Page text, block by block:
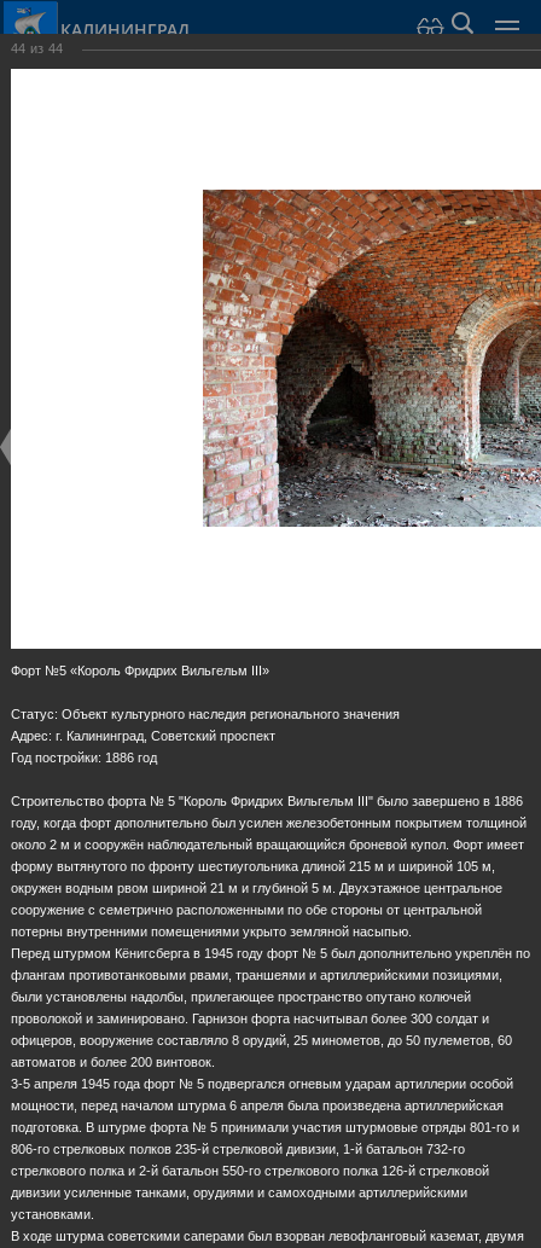
КАЛИНИНГРАД
Оборонительные сооружения и городские ворота
44 из 44
Форт №5 «Король Фридрих Вильгельм III»
Статус: Объект культурного наследия регионального значения
Адрес: г. Калининград, Советский проспект
Год постройки: 1886 год
Строительство форта № 5 "Король Фридрих Вильгельм III" было завершено в 1886
году, когда форт дополнительно был усилен железобетонным покрытием толщиной
около 2 м и сооружён наблюдательный вращающийся броневой купол. Форт имеет
форму вытянутого по фронту шестиугольника длиной 215 м и шириной 105 м,
окружен водным рвом шириной 21 м и глубиной 5 м. Двухэтажное центральное
сооружение с семетрично расположенными по обе стороны от центральной
потерны внутренними помещениями укрыто земляной насыпью.
Перед штурмом Кёнигсберга в 1945 году форт № 5 был дополнительно укреплён по
флангам противотанковыми рвами, траншеями и артиллерийскими позициями,
были установлены надолбы, прилегающее пространство опутано колючей
проволокой и заминировано. Гарнизон форта насчитывал более 300 солдат и
офицеров, вооружение составляло 8 орудий, 25 минометов, до 50 пулеметов, 60
автоматов и более 200 винтовок.
3-5 апреля 1945 года форт № 5 подвергался огневым ударам артиллерии особой
мощности, перед началом штурма 6 апреля была произведена артиллерийская
подготовка. В штурме форта № 5 принимали участия штурмовые отряды 801-го и
806-го стрелковых полков 235-й стрелковой дивизии, 1-й батальон 732-го
стрелкового полка и 2-й батальон 550-го стрелкового полка 126-й стрелковой
дивизии усиленные танками, орудиями и самоходными артиллерийскими
установками.
В ходе штурма советскими саперами был взорван левофланговый каземат, двумя